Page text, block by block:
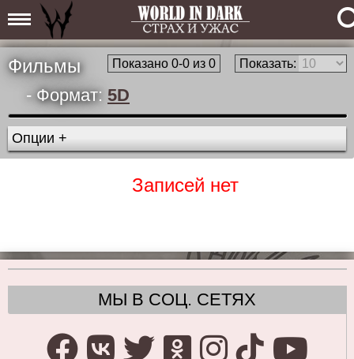
Фильмы Показать:
Показано 0-0 из 0
- Формат: 5D
Опции +
Записей нет
МЫ В СОЦ. СЕТЯХ